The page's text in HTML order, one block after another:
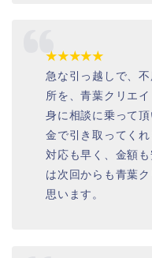
★★★★★
急な引っ越しで、
所を、青葉クリエ
身に相談に乗って
金で引き取ってくれ
対応も早く、金額
は次回からも青葉
思います。